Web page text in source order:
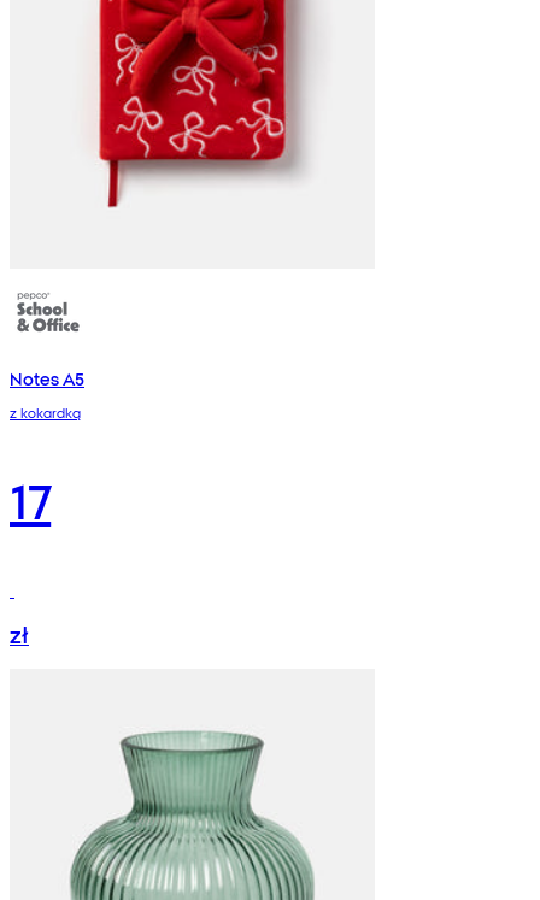
Notes A5
z kokardką
17
zł